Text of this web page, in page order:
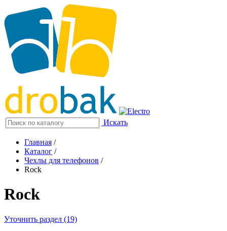
Искать
Главная /
Каталог /
Чехлы для телефонов /
Rock
Rock
Уточнить раздел (19)